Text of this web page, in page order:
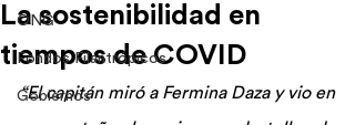
ONG
Fondos Filantrópicos
Gobiernos
La sostenibilidad en
tiempos de COVID
“El capitán miró a Fermina Daza y vio en